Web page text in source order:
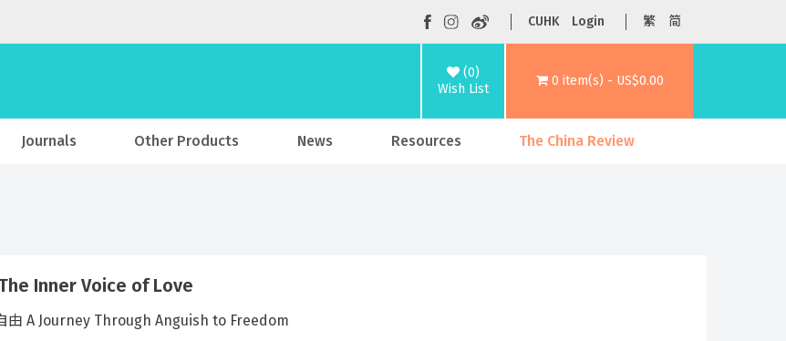
CUHK Login 繁 简
(0)
Wish List
0 item(s) - US$0.00
Journals Other Products News Resources The China Review
Inner Voice of Love
由 A Journey Through Anguish to Freedom